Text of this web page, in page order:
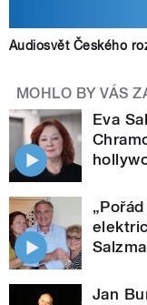
Audiosvět Českého
MOHLO BY VÁS
Eva
Jan